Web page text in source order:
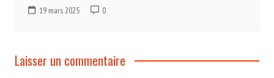
19 mars 2025 0
Laisser un commentaire